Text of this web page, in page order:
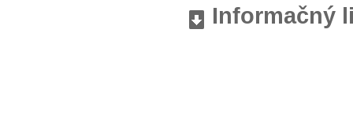
Informačný